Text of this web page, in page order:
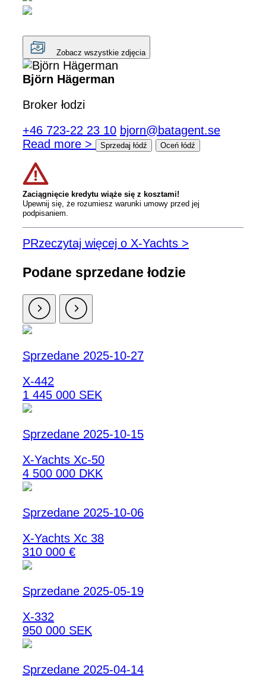
Zobacz wszystkie zdjęcia
Björn Hägerman
Broker łodzi
+46 723-22 23 10 bjorn@batagent.se
Read more >
Sprzedaj łódź Oceń łódź
Zaciągnięcie kredytu wiąże się z kosztami!
Upewnij się, że rozumiesz warunki umowy przed jej
podpisaniem.
PRzeczytaj więcej o X-Yachts >
Podane sprzedane łodzie
Sprzedane 2025-10-27
X-442
1 445 000 SEK
Sprzedane 2025-10-15
X-Yachts Xc-50
4 500 000 DKK
Sprzedane 2025-10-06
X-Yachts Xc 38
310 000 €
Sprzedane 2025-05-19
X-332
950 000 SEK
Sprzedane 2025-04-14